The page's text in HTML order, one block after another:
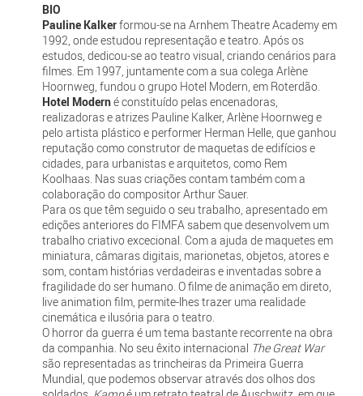
BIO
Pauline Kalkerformou-se na Arnhem Theatre Academy em
1992, onde estudou representação e teatro. Após os
estudos, dedicou-se ao teatro visual, criando cenários para
filmes. Em 1997, juntamente com a sua colega Arlène
Hoornweg, fundou o grupo Hotel Modern, em Roterdão.
Hotel Moderné constituído pelas encenadoras,
realizadoras e atrizes Pauline Kalker, Arlène Hoornweg e
pelo artista plástico e performer Herman Helle, que ganhou
reputação como construtor de maquetas de edifícios e
cidades, para urbanistas e arquitetos, como Rem
Koolhaas. Nas suas criações contam também com a
colaboração do compositor Arthur Sauer.
Para os que têm seguido o seu trabalho, apresentado em
edições anteriores do FIMFA sabem que desenvolvem um
trabalho criativo excecional. Com a ajuda de maquetes em
miniatura, câmaras digitais, marionetas, objetos, atores e
som, contam histórias verdadeiras e inventadas sobre a
fragilidade do ser humano. O filme de animação em direto,
live animation film, permite-lhes trazer uma realidade
cinemática e ilusória para o teatro.
O horror da guerra é um tema bastante recorrente na obra
da companhia. No seu êxito internacional The Great War
são representadas as trincheiras da Primeira Guerra
Mundial, que podemos observar através dos olhos dos